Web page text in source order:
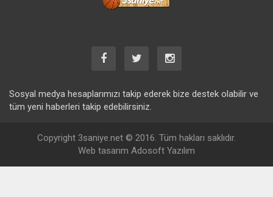
Sosyal medya hesaplarımızı takip ederek bize destek olabilir ve
tüm yeni haberleri takip edebilirsiniz.
Copyright 3saniye.net © 2016. Tüm hakları saklıdır.
Web tasarım Adosoft Yazılım